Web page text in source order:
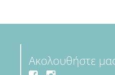
Ακολουθήστε